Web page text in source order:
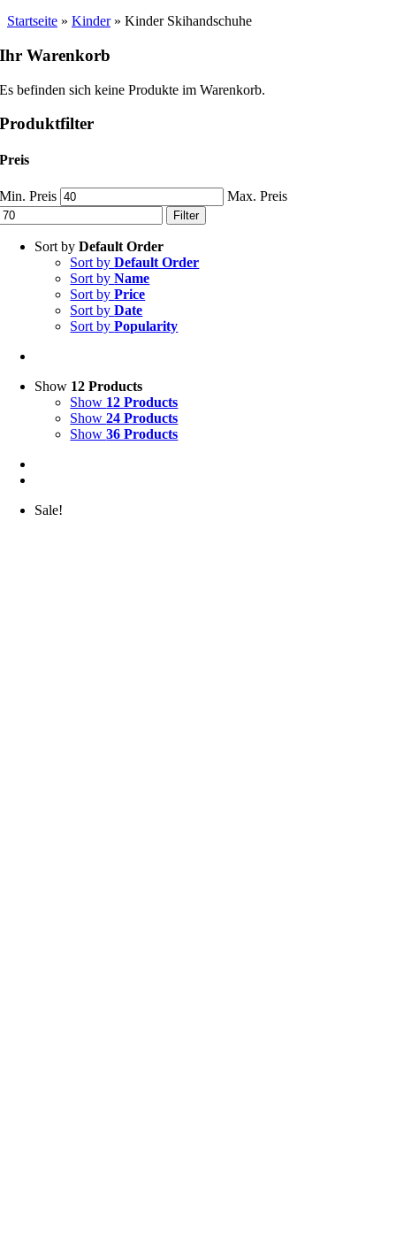
Startseite » Kinder» Kinder Skihandschuhe
Ihr Warenkorb
Es befinden sich keine Produkte im Warenkorb.
Produktfilter
Preis
Min. Preis Max. Preis
Filter
Sort byDefault Order
Sort byDefault Order
Sort byName
Sort byPrice
Sort byDate
Sort byPopularity
Show 12 Products
Show 12 Products
Show24 Products
Show36 Products
Sale!